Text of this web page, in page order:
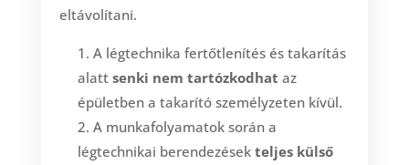
eltávolítani.
A légtechnika fertőtlenítés és takarítás
alatt senki nem tartózkodhat az
épületben a takarító személyzeten kívül.
A munkafolyamatok során a
légtechnikai berendezések teljes külső